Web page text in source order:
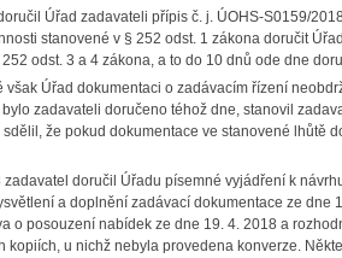
Úřad zadavateli přípis č. j. ÚOHS-S0159/2018/
stanovené v § 252 odst. 1 zákona doručit
odst. 3 a 4 zákona, a to do 10 dnů ode dne
dokumentaci o zadávacím řízení
zadavateli doručeno téhož dne, stanovil
že pokud dokumentace ve stanovené lhůtě
doručil Úřadu písemné vyjádření k návrhu
a doplnění zadávací dokumentace ze
o posouzení nabídek ze dne 19. 4. 2018 a
kopiích, u nichž nebyla provedena konverze.